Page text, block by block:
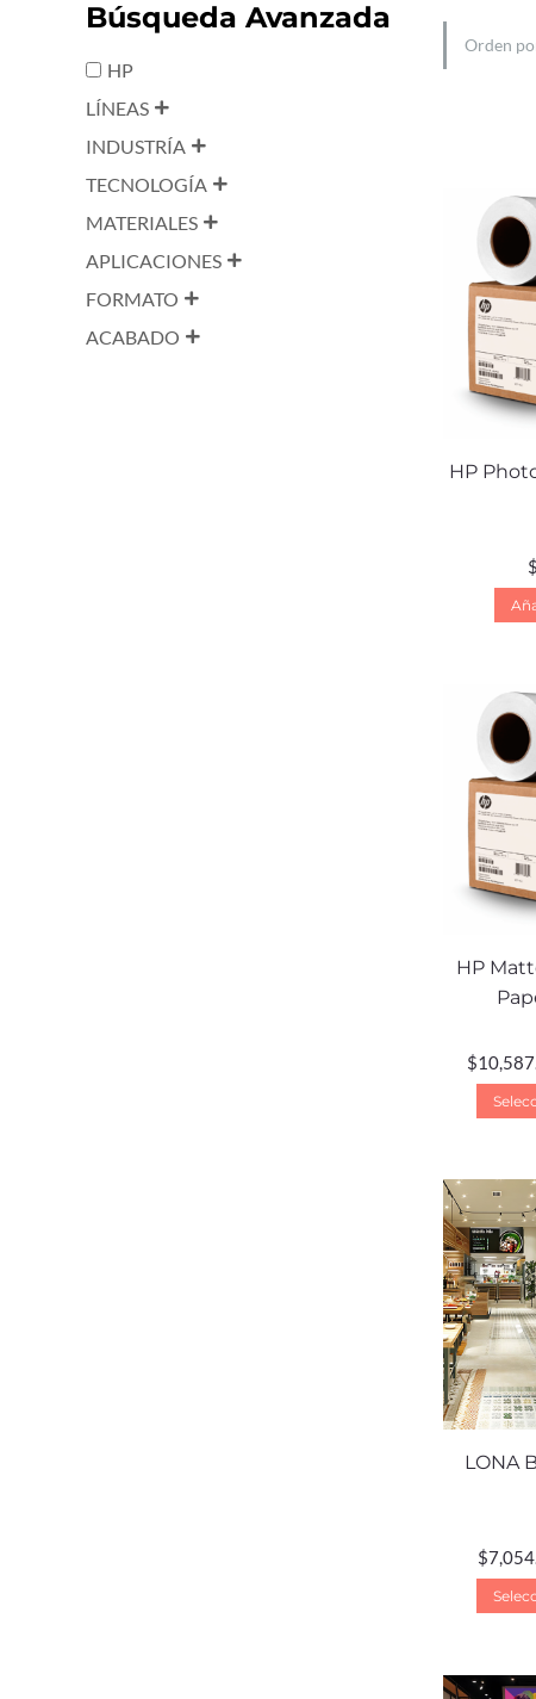
HP
$
HP
$
LONA
$
Búsqueda Avanzada
HP
LÍNEAS
INDUSTRÍA
TECNOLOGÍA
MATERIALES
APLICACIONES
FORMATO
ACABADO